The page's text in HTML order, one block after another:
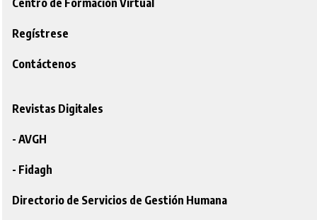
Centro de Formación Virtual
Regístrese
Contáctenos
Revistas Digitales
- AVGH
- Fidagh
Directorio de Servicios de Gestión Humana